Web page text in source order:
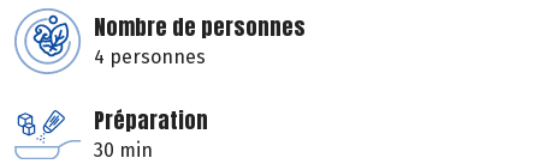
Nombre de personnes
4 personnes
Préparation
30 min